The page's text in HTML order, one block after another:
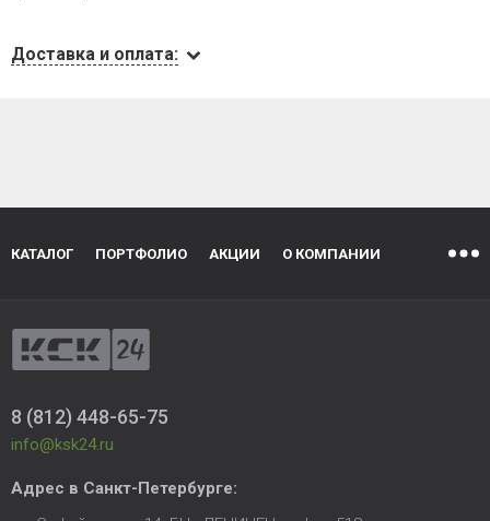
Доставка и оплата:
КАТАЛОГ ПОРТФОЛИО АКЦИИ О КОМПАНИИ
8 (812) 448-65-75
info@ksk24.ru
Адрес в Санкт-Петербурге: